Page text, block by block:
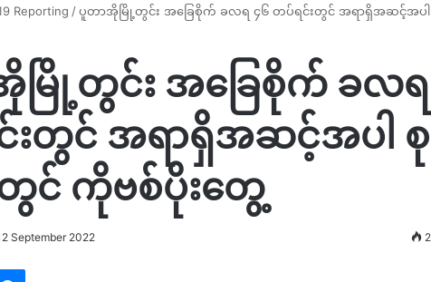
Reporting /ပူတာအိုမြို့တွင်း အခြေစိုက် ခလရ ၄၆ တပ်ရင်းတွင် အရာရှိအဆင့်အပါ
မြို့တွင်း အခြေစိုက် ခလရ
တွင် အရာရှိအဆင့်အပါ စု
တွင် ကိုဗစ်ပိုးတွေ့
September 2022
Messenger